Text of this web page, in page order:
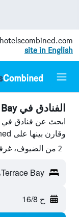
site in English
الفنادق في Terrace Bay
وقارن بينها على HotelsCombined ووفّر.
2 من الضيوف، غرفة واحدة
Terrace Bay، كندا
ح 16/8